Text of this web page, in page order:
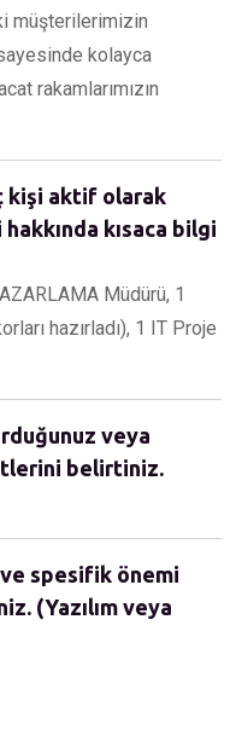
müşterilerimizin
kolayca
rakamlarımızın
kişi aktif olarak
kısaca bilgi
Müdürü, 1
hazırladı), 1 IT Proje
veya
belirtiniz.
ve spesifik önemi
(Yazılım veya